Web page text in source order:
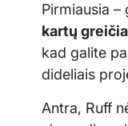
Pirmiausia
kartų
kad galite
dideliais
Antra, Ruff